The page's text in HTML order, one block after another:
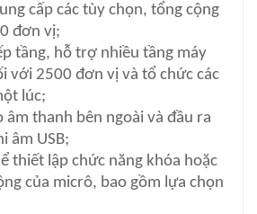
cấp các tùy chọn, tổng cộng
đơn vị;
tầng, hỗ trợ nhiều tầng máy
với 2500 đơn vị và tổ chức các
lúc;
âm thanh bên ngoài và đầu ra
âm USB;
thiết lập chức năng khóa hoặc
của micrô, bao gồm lựa chọn